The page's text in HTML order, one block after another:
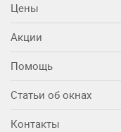
Цены
Акции
Помощь
Статьи об окнах
Контакты